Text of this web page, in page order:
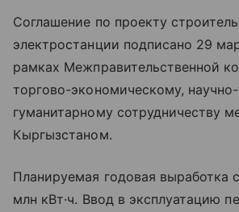
Соглашение по проекту
электростанции подписано 29
рамках Межправительственной
торгово-экономическому,
гуманитарному сотрудничеству
Кыргызстаном.
Планируемая годовая выработка
млн кВт·ч. Ввод в эксплуатацию